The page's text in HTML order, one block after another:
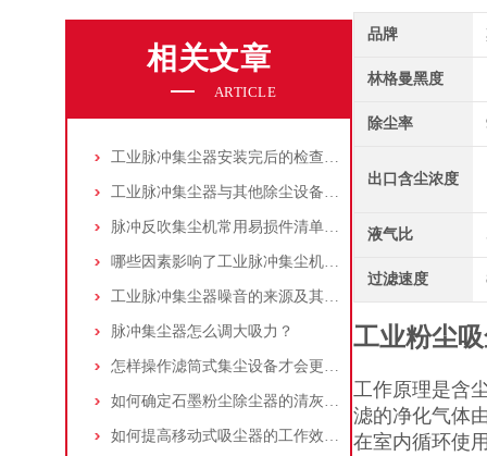
相关文章
ARTICLE
工业脉冲集尘器安装完后的检查工作详解
工业脉冲集尘器与其他除尘设备的比较
脉冲反吹集尘机常用易损件清单与更换周期建议
哪些因素影响了工业脉冲集尘机的使用寿命？
工业脉冲集尘器噪音的来源及其控制策略
脉冲集尘器怎么调大吸力？
怎样操作滤筒式集尘设备才会更安全
如何确定石墨粉尘除尘器的清灰速度？
如何提高移动式吸尘器的工作效率？
品牌
林格曼黑度
除尘率
出口含尘浓度
液气比
过滤速度
工业粉尘
工作原理是含
滤的净化气体
在室内循环使